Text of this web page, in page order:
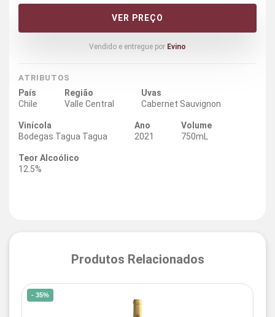
VER PREÇO
Vendido e entregue por Evino
ATRIBUTOS
País
Chile
Região
Valle Central
Uvas
Cabernet Sauvignon
Vinícola
Bodegas Tagua Tagua
Ano
2021
Volume
750mL
Teor Alcoólico
12.5%
Produtos Relacionados
- 35%